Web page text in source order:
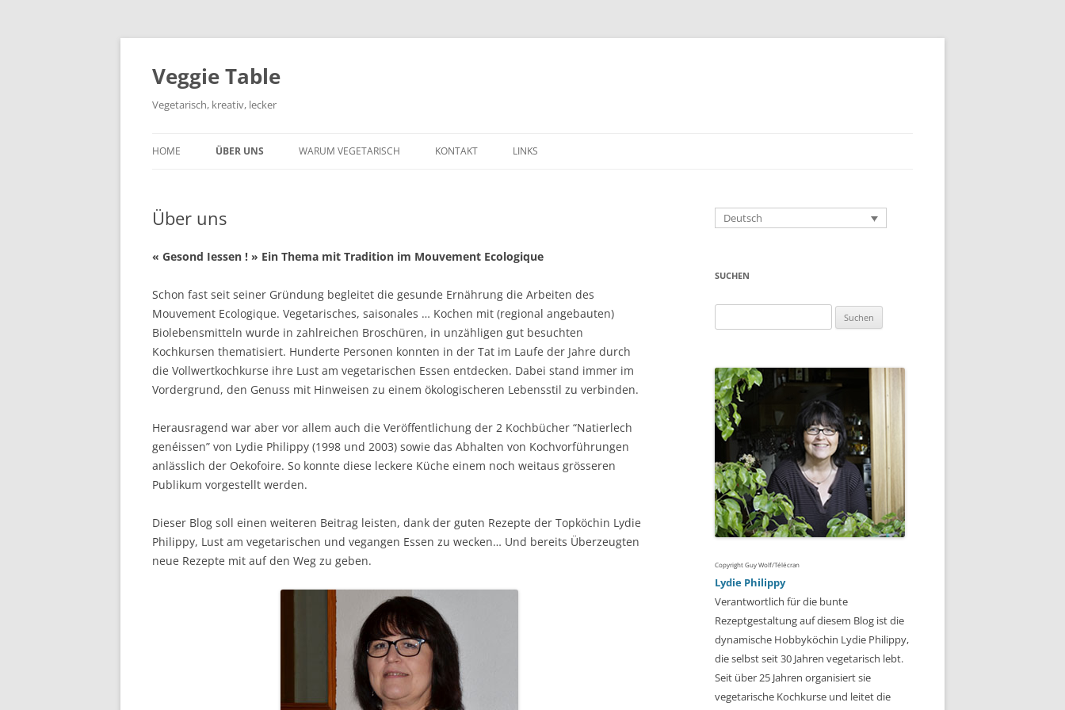
Zum
Veggie Table
Vegetarisch, kreativ, lecker
HOME ÜBER UNS WARUM VEGETARISCH KONTAKT LINKS
Über uns
« Gesond Iessen ! » Ein Thema mit Tradition im Mouvement Ecologique
Schon fast seit seiner Gründung begleitet die gesunde Ernährung die Arbeiten des
Mouvement Ecologique. Vegetarisches, saisonales … Kochen mit (regional angebauten)
Biolebensmitteln wurde in zahlreichen Broschüren, in unzähligen gut besuchten
Kochkursen thematisiert. Hunderte Personen konnten in der Tat im Laufe der Jahre durch
die Vollwertkochkurse ihre Lust am vegetarischen Essen entdecken. Dabei stand immer im
Vordergrund, den Genuss mit Hinweisen zu einem ökologischeren Lebensstil zu verbinden.
Herausragend war aber vor allem auch die Veröffentlichung der 2 Kochbücher “Natierlech
genéissen” von Lydie Philippy (1998 und 2003) sowie das Abhalten von Kochvorführungen
anlässlich der Oekofoire. So konnte diese leckere Küche einem noch weitaus grösseren
Publikum vorgestellt werden.
Dieser Blog soll einen weiteren Beitrag leisten, dank der guten Rezepte der Topköchin Lydie
Philippy, Lust am vegetarischen und vegangen Essen zu wecken… Und bereits Überzeugten
neue Rezepte mit auf den Weg zu geben.
Deutsch
SUCHEN
nach:
Copyright Guy Wolf/Télécran
Lydie Philippy
Verantwortlich für die bunte
Rezeptgestaltung auf diesem Blog ist die
dynamische Hobbyköchin Lydie Philippy,
die selbst seit 30 Jahren vegetarisch lebt.
Seit über 25 Jahren organisiert sie
vegetarische Kochkurse und leitet die